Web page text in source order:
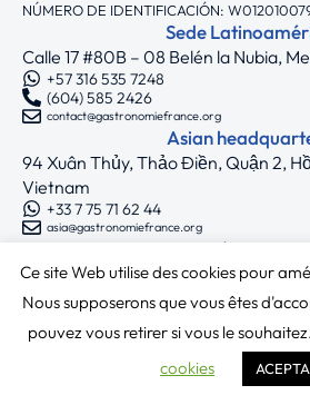
NÚMERO DE IDENTIFICACIÓN:
Sede
Calle 17 #80B – 08 Belén la Nubia,
+57 316 535 7248
(604) 585 2426
contact@gastronomiefrance.org
Asian
94 Xuân Thủy, Thảo Điền, Quận 2,
Vietnam
+33 7 75 71 62 44
asia@gastronomiefrance.org
Síguenos
Copyright © 2025
Ce site Web utilise des cookies pour
Nous supposerons que vous êtes
pouvez vous retirer si vous le souhaitez.
cookies